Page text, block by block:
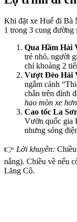
Khi đặt xe Huế đi Bà
1 trong 3 cung đường
Qua Hầm Hải
trẻ nhỏ, người
chỉ khoảng 2
Vượt Đèo Hải
ngắm cảnh
chân trên đỉnh
hao mòn xe
Cao tốc La
Vườn quốc gia
nhưng sóng
👉 Lời khuyên:
nắng). Chiều về nếu
Lăng Cô.